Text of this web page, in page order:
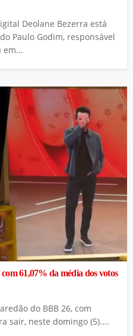
Deolane Bezerra está
Paulo Godim, responsável
em...
61,07% da média dos votos
do BBB 26, com
sair, neste domingo (5)....